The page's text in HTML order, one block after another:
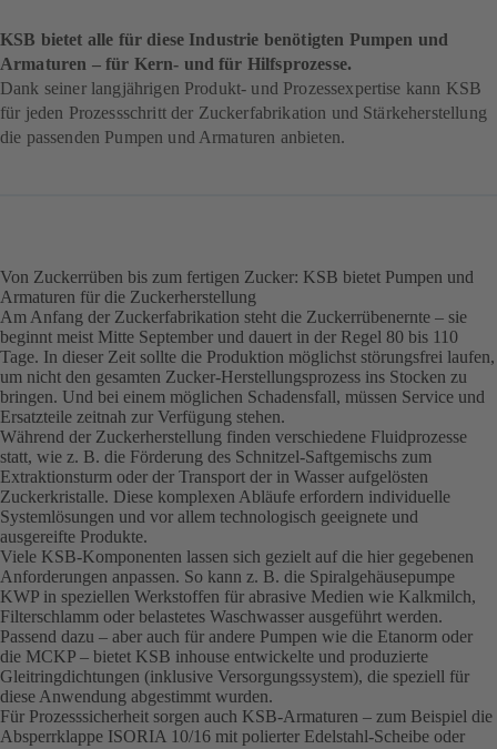
KSB bietet alle für diese Industrie benötigten Pumpen und
Armaturen – für Kern- und für Hilfsprozesse.
Dank seiner langjährigen Produkt- und Prozessexpertise kann KSB
für jeden Prozessschritt der Zuckerfabrikation und Stärkeherstellung
die passenden Pumpen und Armaturen anbieten.
Von Zuckerrüben bis zum fertigen Zucker: KSB bietet Pumpen und
Armaturen für die Zuckerherstellung
Am Anfang der Zuckerfabrikation steht die Zuckerrübenernte – sie
beginnt meist Mitte September und dauert in der Regel 80 bis 110
Tage. In dieser Zeit sollte die Produktion möglichst störungsfrei laufen,
um nicht den gesamten Zucker-Herstellungsprozess ins Stocken zu
bringen. Und bei einem möglichen Schadensfall, müssen Service und
Ersatzteile zeitnah zur Verfügung stehen.
Während der Zuckerherstellung finden verschiedene Fluidprozesse
statt, wie z. B. die Förderung des Schnitzel-Saftgemischs zum
Extraktionsturm oder der Transport der in Wasser aufgelösten
Zuckerkristalle. Diese komplexen Abläufe erfordern individuelle
Systemlösungen und vor allem technologisch geeignete und
ausgereifte Produkte.
Viele KSB-Komponenten lassen sich gezielt auf die hier gegebenen
Anforderungen anpassen. So kann z. B. die Spiralgehäusepumpe
KWP in speziellen Werkstoffen für abrasive Medien wie Kalkmilch,
Filterschlamm oder belastetes Waschwasser ausgeführt werden.
Passend dazu – aber auch für andere Pumpen wie die Etanorm oder
die MCKP – bietet KSB inhouse entwickelte und produzierte
Gleitringdichtungen (inklusive Versorgungssystem), die speziell für
diese Anwendung abgestimmt wurden.
Für Prozesssicherheit sorgen auch KSB-Armaturen – zum Beispiel die
Absperrklappe ISORIA 10/16 mit polierter Edelstahl-Scheibe oder